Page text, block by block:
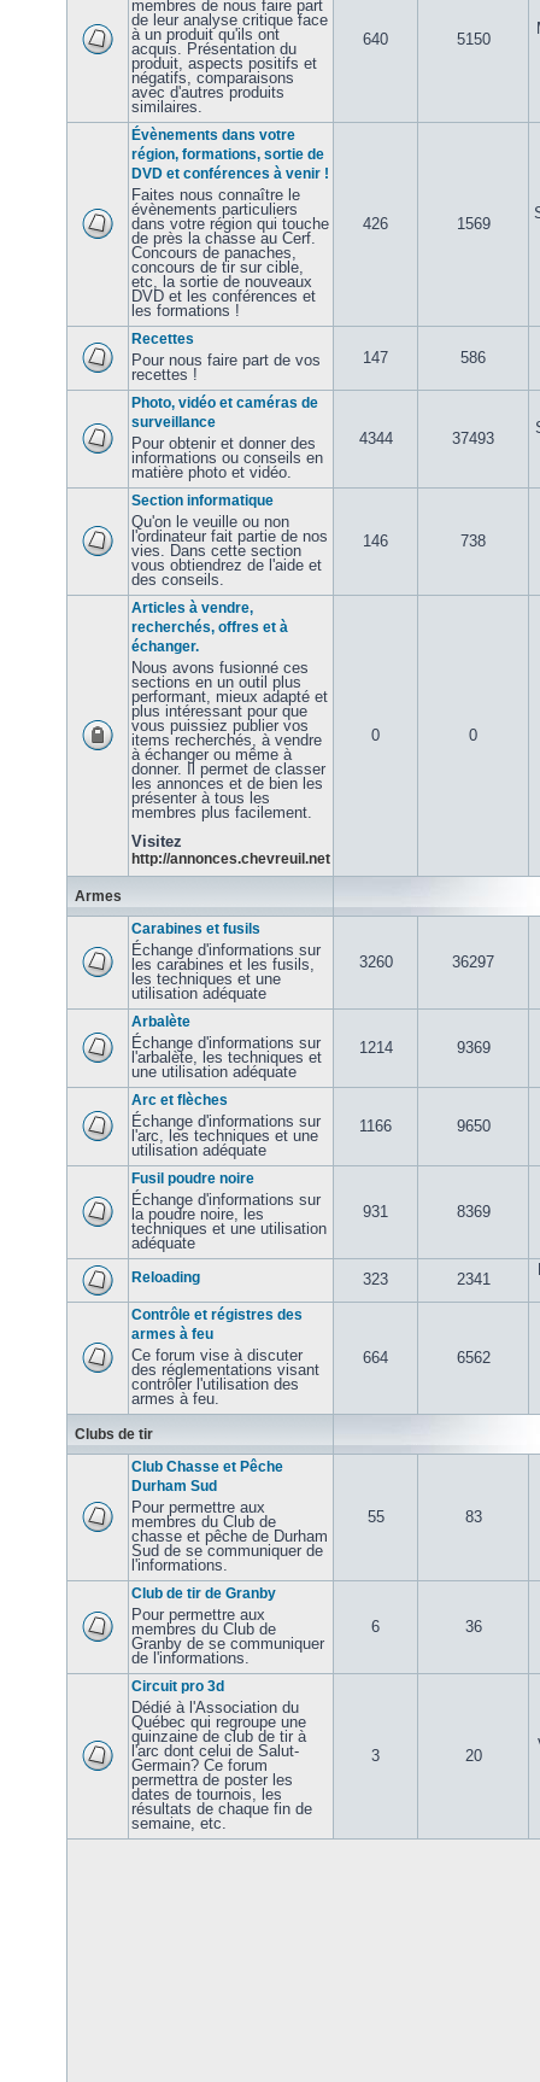
membres de nous faire part
de leur analyse critique face
à un produit qu'ils ont
acquis. Présentation du
produit, aspects positifs et
négatifs, comparaisons
avec d'autres produits
similaires.
640 5150
Évènements dans votre
région, formations, sortie de
DVD et conférences à venir !
Faites nous connaître le
évènements particuliers
dans votre région qui touche
de près la chasse au Cerf.
Concours de panaches,
concours de tir sur cible,
etc, la sortie de nouveaux
DVD et les conférences et
les formations !
426 1569
Recettes
Pour nous faire part de vos
recettes !
147 586
Photo, vidéo et caméras de
surveillance
Pour obtenir et donner des
informations ou conseils en
matière photo et vidéo.
4344 37493
Section informatique
Qu'on le veuille ou non
l'ordinateur fait partie de nos
vies. Dans cette section
vous obtiendrez de l'aide et
des conseils.
146 738
Articles à vendre,
recherchés, offres et à
échanger.
Nous avons fusionné ces
sections en un outil plus
performant, mieux adapté et
plus intéressant pour que
vous puissiez publier vos
items recherchés, à vendre
à échanger ou même à
donner. Il permet de classer
les annonces et de bien les
présenter à tous les
membres plus facilement.
Visitez
http://annonces.chevreuil.net
0 0
Armes
Carabines et fusils
Échange d'informations sur
les carabines et les fusils,
les techniques et une
utilisation adéquate
3260 36297
Arbalète
Échange d'informations sur
l'arbalète, les techniques et
une utilisation adéquate
1214 9369
Arc et flèches
Échange d'informations sur
l'arc, les techniques et une
utilisation adéquate
1166 9650
Fusil poudre noire
Échange d'informations sur
la poudre noire, les
techniques et une utilisation
adéquate
931 8369
Reloading 323 2341
Contrôle et régistres des
armes à feu
Ce forum vise à discuter
des réglementations visant
contrôler l'utilisation des
armes à feu.
664 6562
Clubs de tir
Club Chasse et Pêche
Durham Sud
Pour permettre aux
membres du Club de
chasse et pêche de Durham
Sud de se communiquer de
l'informations.
55 83
Club de tir de Granby
Pour permettre aux
membres du Club de
Granby de se communiquer
de l'informations.
6 36
Circuit pro 3d
Dédié à l'Association du
Québec qui regroupe une
quinzaine de club de tir à
l'arc dont celui de Salut-
Germain? Ce forum
permettra de poster les
dates de tournois, les
résultats de chaque fin de
semaine, etc.
3 20